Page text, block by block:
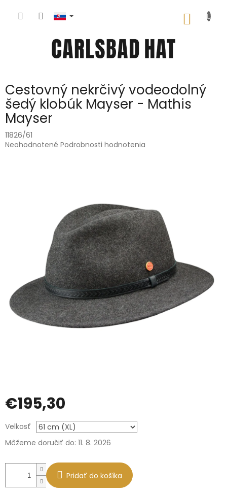
Cestovný nekrčivý vodeodolný
šedý klobúk Mayser - Mathis
Mayser
11826/61
Priemerné
Neohodnotené Podrobnosti hodnotenia
€195,30
Jednotková
cena:
Velkosť
Môžeme doručiť do: 11. 8. 2026
Pridať do košíka